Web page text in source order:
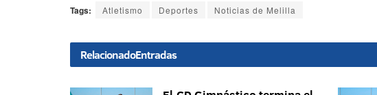
Tags: Atletismo Deportes Noticias de Melilla
RelacionadoEntradas